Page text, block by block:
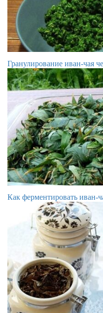
Гранулирование иван-чая
Как ферментировать иван-